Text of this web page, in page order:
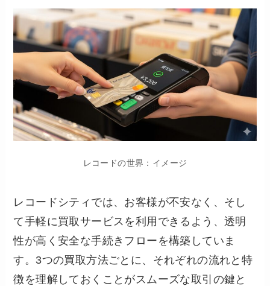
レコードの世界：イメージ
レコードシティでは、お客様が不安なく、そし
て手軽に買取サービスを利用できるよう、透明
性が高く安全な手続きフローを構築していま
す。3つの買取方法ごとに、それぞれの流れと特
徴を理解しておくことがスムーズな取引の鍵と